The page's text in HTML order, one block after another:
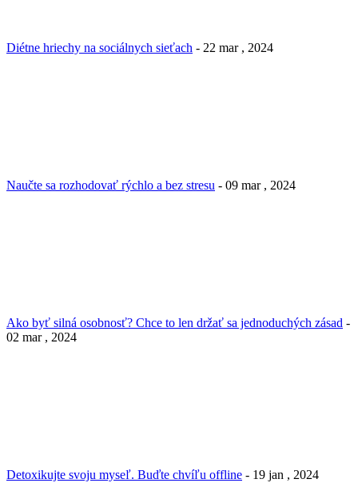
Diétne hriechy na sociálnych sieťach - 22 mar , 2024
Naučte sa rozhodovať rýchlo a bez stresu - 09 mar , 2024
Ako byť silná osobnosť? Chce to len držať sa jednoduchých zásad -
02 mar , 2024
Detoxikujte svoju myseľ. Buďte chvíľu offline - 19 jan , 2024